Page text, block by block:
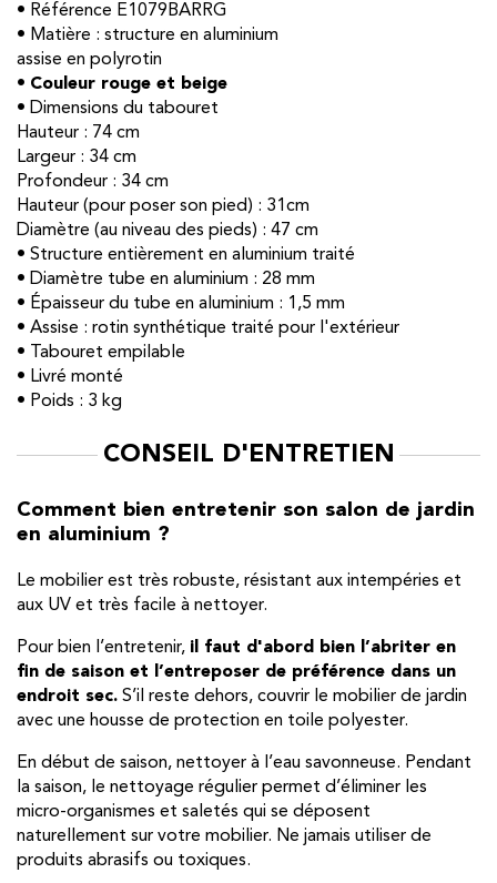
• Référence E1079BARRG
• Matière : structure en aluminium
assise en polyrotin
• Couleur rouge et beige
• Dimensions du tabouret
Hauteur : 74 cm
Largeur : 34 cm
Profondeur : 34 cm
Hauteur (pour poser son pied) : 31cm
Diamètre (au niveau des pieds) : 47 cm
• Structure entièrement en aluminium traité
• Diamètre tube en aluminium : 28 mm
• Épaisseur du tube en aluminium : 1,5 mm
• Assise : rotin synthétique traité pour l'extérieur
• Tabouret empilable
• Livré monté
• Poids : 3 kg
CONSEIL D'ENTRETIEN
Comment bien entretenir son salon de jardin
en aluminium ?
Le mobilier est très robuste, résistant aux intempéries et
aux UV et très facile à nettoyer.
Pour bien l’entretenir, il faut d'abord bien l’abriter en
fin de saison et l’entreposer de préférence dans un
endroit sec. S’il reste dehors, couvrir le mobilier de jardin
avec une housse de protection en toile polyester.
En début de saison, nettoyer à l’eau savonneuse. Pendant
la saison, le nettoyage régulier permet d’éliminer les
micro-organismes et saletés qui se déposent
naturellement sur votre mobilier. Ne jamais utiliser de
produits abrasifs ou toxiques.